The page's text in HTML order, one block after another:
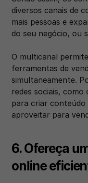
diversos canais de
mais pessoas e
do seu negócio, ou
O multicanal
ferramentas de
simultaneamente.
redes sociais,
para criar conteúdo
aproveitar para
6. Ofereça
online